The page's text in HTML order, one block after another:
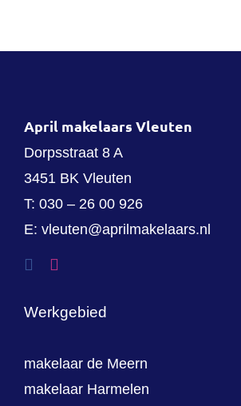
April makelaars Vleuten
Dorpsstraat 8 A
3451 BK Vleuten
T: 030 – 26 00 926
E: vleuten@aprilmakelaars.nl
Werkgebied
makelaar de Meern
makelaar Harmelen